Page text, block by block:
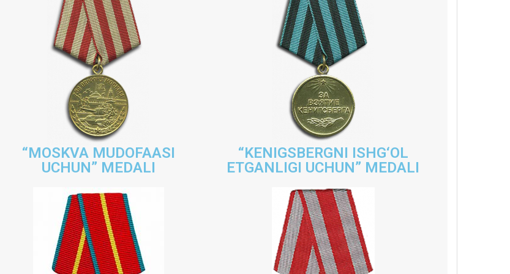
“MOSKVA MUDOFAASI
UCHUN” MEDALI
“KENIGSBERGNI ISHG‘OL
ETGANLIGI UCHUN” MEDALI